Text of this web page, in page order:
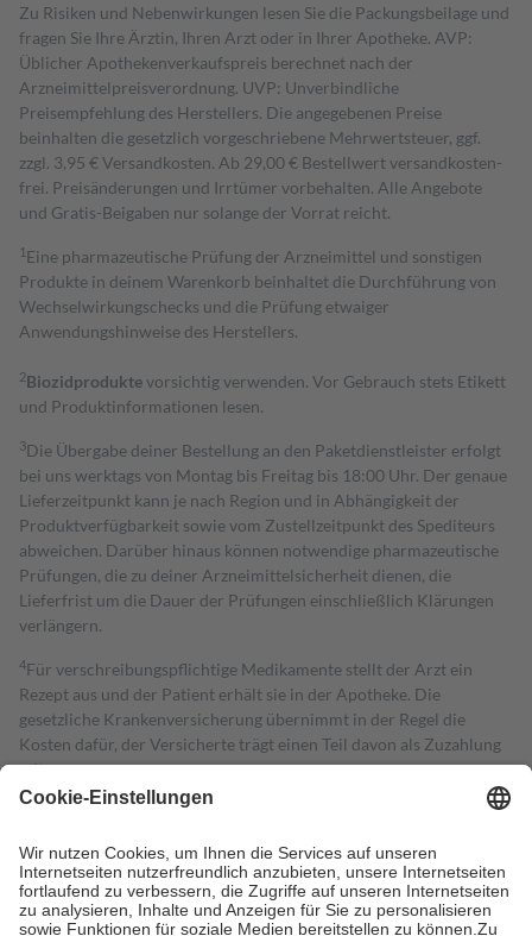
Zu Risiken und Nebenwirkungen lesen Sie die Packungsbeilage und
fragen Sie Ihre Ärztin, Ihren Arzt oder in Ihrer Apotheke. AVP:
Üblicher Apothekenverkaufspreis berechnet nach der
Arzneimittelpreisverordnung. UVP: Unverbindliche
Preisempfehlung des Herstellers. Die angegebenen Preise
beinhalten die gesetzlich vorgeschriebene Mehrwertsteuer, ggf.
zzgl. 3,95 € Versandkosten. Ab 29,00 € Bestell­wert versand­kosten­
frei. Preisänderungen und Irrtümer vorbehalten. Alle Angebote
und Gratis-Beigaben nur solange der Vorrat reicht.
1 Eine pharmazeutische Prüfung der Arzneimittel und sonstigen
Produkte in deinem Warenkorb beinhaltet die Durchführung von
Wechselwirkungschecks und die Prüfung etwaiger
Anwendungshinweise des Herstellers.
2Biozidproduktevorsichtig verwenden. Vor Gebrauch stets Etikett
und Produktinformationen lesen.
3Die Übergabe deiner Bestellung an den Paketdienstleister erfolgt
bei uns werktags von Montag bis Freitag bis 18:00 Uhr. Der genaue
Lieferzeitpunkt kann je nach Region und in Abhängigkeit der
Produktverfügbarkeit sowie vom Zustellzeitpunkt des Spediteurs
abweichen. Darüber hinaus können notwendige pharmazeutische
Prüfungen, die zu deiner Arzneimittelsicherheit dienen, die
Lieferfrist um die Dauer der Prüfungen einschließlich Klärungen
verlängern.
4Für verschreibungspflichtige Medikamente stellt der Arzt ein
Rezept aus und der Patient erhält sie in der Apotheke. Die
gesetzliche Krankenversicherung übernimmt in der Regel die
Kosten dafür, der Versicherte trägt einen Teil davon als Zuzahlung
mit.
Grundsätzlich leisten Mitglieder Zuzahlungen in Höhe von zehn
höchstens zehn Euro.
Es sind jedoch nie mehr als die tatsächlichen
Kosten der Leistung zu entrichten.
Diese Regeln gelten grundsätzlich auch für Online-Apotheken.
Bei Heilmitteln und häuslicher Krankenpflege beträgt die